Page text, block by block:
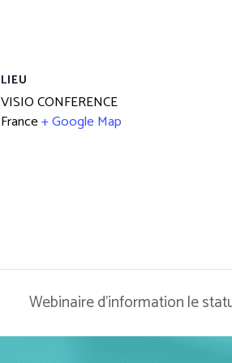
LIEU
VISIO CONFERENCE
France+ Google Map
Webinaire d’information le